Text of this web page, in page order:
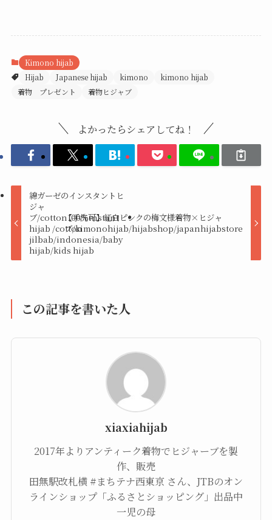
Kimono hijab
Hijab
Japanese hijab kimono
kimono hijab
着物 プレゼント
着物ヒジャブ
よかったらシェアしてね！
綿ガーゼのインスタントヒ
ジャ
ブ/cotton100%instant
hijab /cotton
jilbab/indonesia/baby
hijab/kids hijab
【手洗可】紅白ピンクの梅文様着物×ヒジャ
ブ/kimonohijab/hijabshop/japanhijabstore
この記事を書いた人
xiaxiahijab
2017年よりアンティーク着物でヒジャーブを製
作、販売
田無駅改札横 #まちテナ西東京 さん、JTBのオン
ラインショップ「ふるさとショッピング」出品中
一児の母